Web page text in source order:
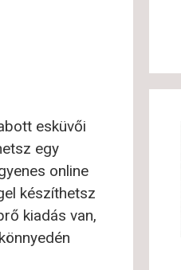
esküvői
egy
online
készíthetsz
kiadás van,